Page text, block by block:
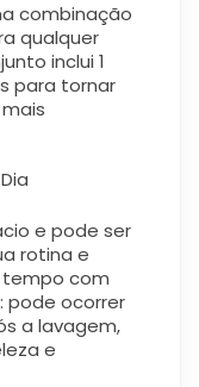
combinação
qualquer
inclui 1
para tornar
e pode ser
rotina e
com
: pode ocorrer
a lavagem,
e